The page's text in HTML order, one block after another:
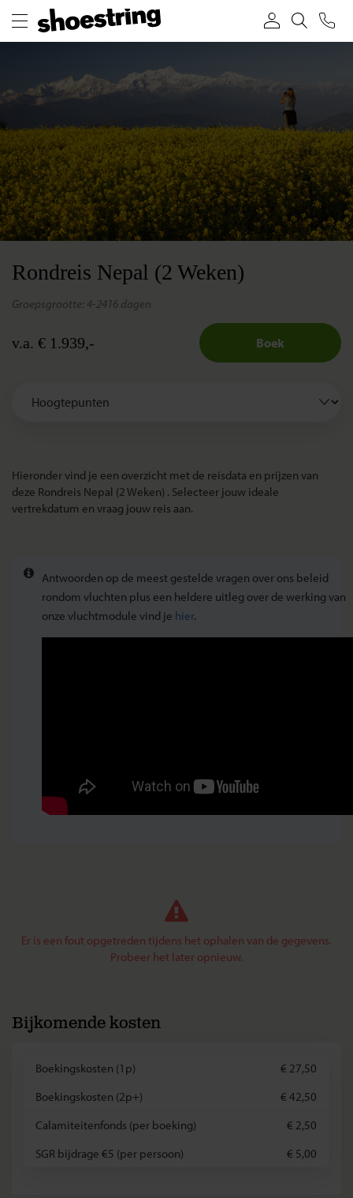
Rondreis Nepal (2 Weken)
Boek
v.a. € 1.939,-
groepsgrootte: 4-24 16 dagen
Hieronder vind je een overzicht met de reisdata en prijzen van
deze Rondreis Nepal (2 Weken) . Selecteer jouw ideale
vertrekdatum en vraag jouw reis aan.
Antwoorden op de meest gestelde vragen over ons beleid
rondom vluchten plus een heldere uitleg over de werking van
onze vluchtmodule vind je hier.
Er is een fout opgetreden tijdens het ophalen van de gegevens.
Probeer het later opnieuw.
Bijkomende kosten
Boekingskosten (1p)
€ 27,50
Boekingskosten (2p+)
€ 42,50
Calamiteitenfonds (per boeking)
€ 2,50
SGR bijdrage €5 (per persoon)
€ 5,00